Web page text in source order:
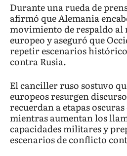
Durante una rueda de
afirmó que Alemania
movimiento de respaldo
europeo y aseguró que
repetir escenarios
contra Rusia.
El canciller ruso sostuvo
europeos resurgen
recuerdan a etapas
mientras aumentan los
capacidades militares y
escenarios de conflicto